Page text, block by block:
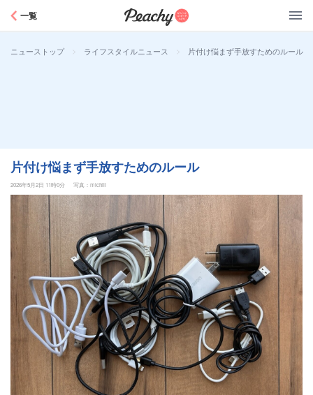
一覧
ニューストップ > ライフスタイルニュース > 片付け悩まず手放すためのルール
片付け悩まず手放すためのルール
2026年5月2日 11時0分 写真：michill